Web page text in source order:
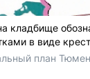
кладбище
в виде
план